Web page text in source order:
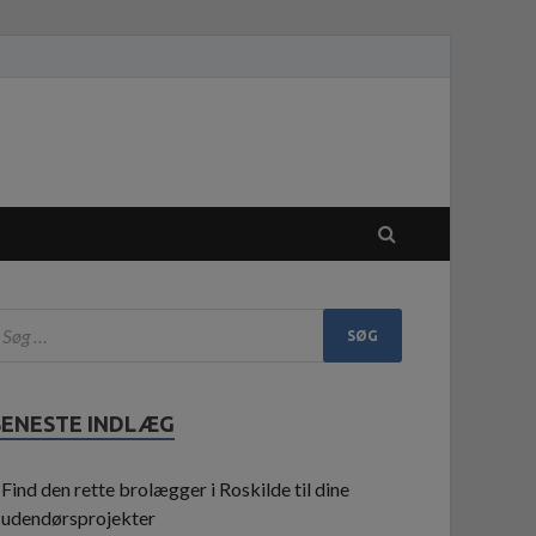
INDLÆG
Find den rette brolægger i Roskilde til dine
udendørsprojekter